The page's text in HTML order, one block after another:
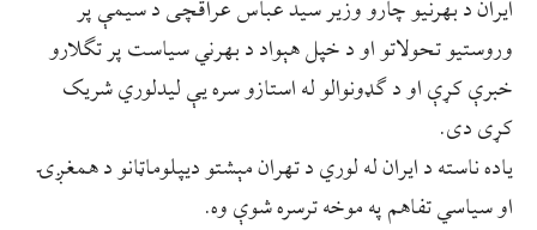
ایران د بهرنیو چارو وزیر سید عباس عراقچی د سیمې پر
وروستیو تحولاتو او د خپل هېواد د بهرني سیاست پر تګلارو
خبرې کړې او د ګډونوالو له استازو سره یې لیدلوري شریک
کړی دی.
یاده ناسته د ایران له‌ لوري د تهران مېشتو دیپلوماټانو د همغږۍ
او سیاسي تفاهم په موخه ترسره شوې وه.